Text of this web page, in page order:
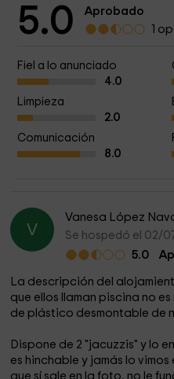
5.0
Aprobado
1
Fiel a lo anunciado
4.0
Limpieza
2.0
Comunicación
8.0
V
Vanesa López
Se hospedó el 02/
5.0
La descripción del
que ellos llaman piscina no
de plástico desmontable de
Dispone de 2 "jacuzzis" y lo
es hinchable y jamás lo
que sí sale en la foto, no le